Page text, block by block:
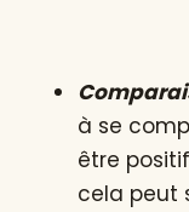
à se
être
cela peut